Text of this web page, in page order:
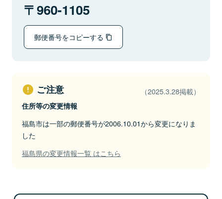
960-1105
郵便番号をコピーする
ご注意 （2025.3.28掲載）
住所等の変更情報
福島市は一部の郵便番号が2006.10.01から変更になりま
した
福島県の変更情報一覧 はこちら